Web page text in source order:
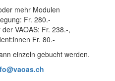
mehr Modulen
Fr. 280.-
VAOAS: Fr. 238.-,
Fr. 80.-
einzeln gebucht werden.